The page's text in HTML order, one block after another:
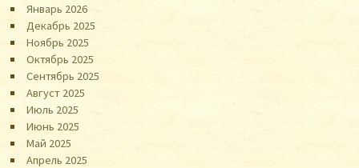
Январь 2026
Декабрь 2025
Ноябрь 2025
Октябрь 2025
Сентябрь 2025
Август 2025
Июль 2025
Июнь 2025
Май 2025
Апрель 2025